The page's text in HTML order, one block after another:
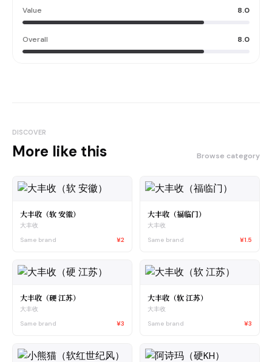
Value 8.0
Overall 8.0
DISCOVER
More like this Browse category
大丰收（软 安徽）
大丰收
Same brand
¥2
大丰收（福临门）
大丰收
Same brand
¥1.5
大丰收（硬 江苏）
大丰收
Same brand
¥3
大丰收（软 江苏）
大丰收
Same brand
¥3